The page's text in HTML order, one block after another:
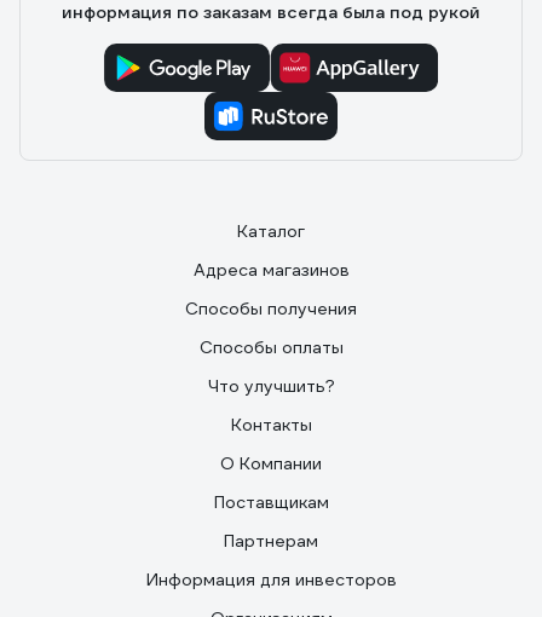
информация по заказам всегда была под рукой
Каталог
Адреса магазинов
Способы получения
Способы оплаты
Что улучшить?
Контакты
О Компании
Поставщикам
Партнерам
Информация для инвесторов